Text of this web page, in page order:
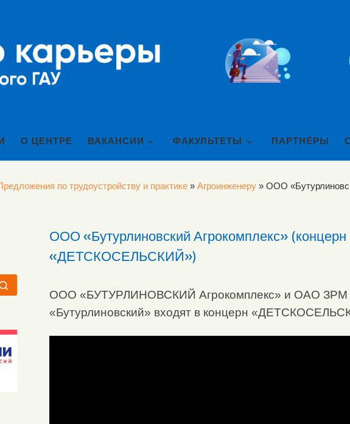
О ЦЕНТРЕ ВАКАНСИИ ФАКУЛЬТЕТЫ ПАРТНЁРЫ
по трудоустройству и практике » Агроинженеру » ООО
ООО «Бутурлиновский Агрокомплекс» (концерн
«ДЕТСКОСЕЛЬСКИЙ»)
ООО «БУТУРЛИНОВСКИЙ Агрокомплекс» и ОАО ЗРМ
«Бутурлиновский» входят в концерн